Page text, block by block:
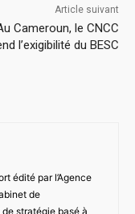
Article suivant
Cameroun, le CNCC
l’exigibilité du BESC
édité par l’Agence
de
stratégie basé à